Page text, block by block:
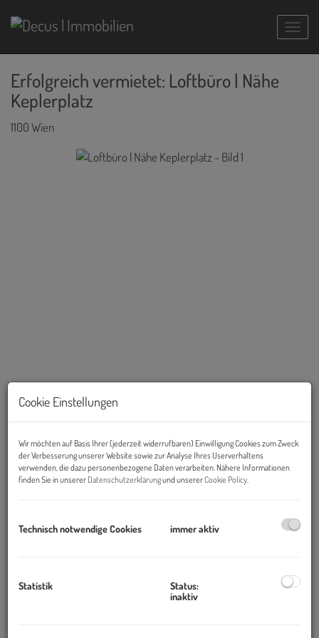
Erfolgreich vermietet: Loftbüro | Nähe
Keplerplatz
1100 Wien
Objekt und Lage:
Laxenburgerstraße.
Cookie Einstellungen
Wir möchten auf Basis Ihrer (jederzeit widerrufbaren) Einwilligung Cookies zum Zweck
der Verbesserung unserer Website sowie zur Analyse Ihres Userverhaltens
verwenden, die dazu personenbezogene Daten verarbeiten. Nähere Informationen
finden Sie in unserer Datenschutzerklärungund unsererCookie Policy
Technisch notwendige Cookies immer aktiv
Statistik
Status:
inaktiv